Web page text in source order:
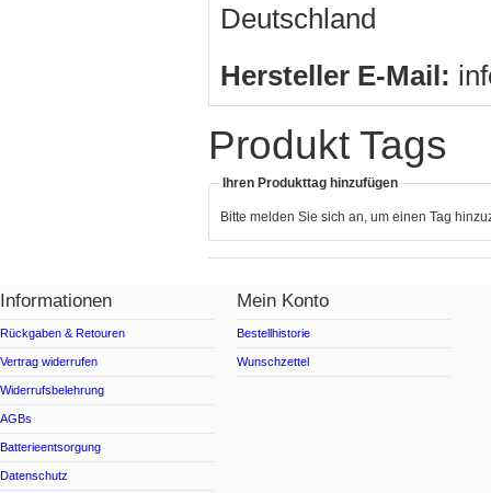
Deutschland
Hersteller E-Mail:
Produkt Tags
Ihren Produkttag hinzufügen
Bitte melden Sie sich an, um einen Tag
Informationen
Rückgaben & Retouren
Vertrag widerrufen
Widerrufsbelehrung
AGBs
Batterieentsorgung
Datenschutz
Mein Konto
Bestellhistorie
Wunschzettel